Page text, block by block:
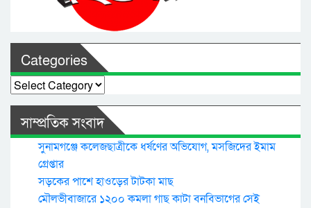
Categories
Categories
সাম্প্রতিক সংবাদ
সুনামগঞ্জে কলেজছাত্রীকে ধর্ষণের অভিযোগ, মসজিদের ইমাম
গ্রেপ্তার
সড়কের পাশে হাওড়ের টাটকা মাছ
মৌলভীবাজারে ১২০০ কমলা গাছ কাটা বনবিভাগের সেই